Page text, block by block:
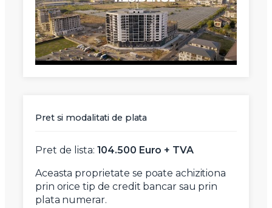
Pret si modalitati de plata
Pret de lista: 104.500 Euro + TVA
Aceasta proprietate se poate achizitiona
prin orice tip de credit bancar sau prin
plata numerar.
Sunt de acord cuprelucrarea datelor cu caracter personal